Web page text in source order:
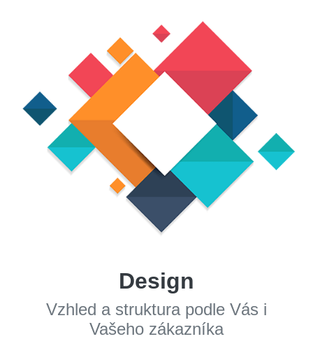
Design
Vzhled a struktura podle Vás i
Vašeho zákazníka